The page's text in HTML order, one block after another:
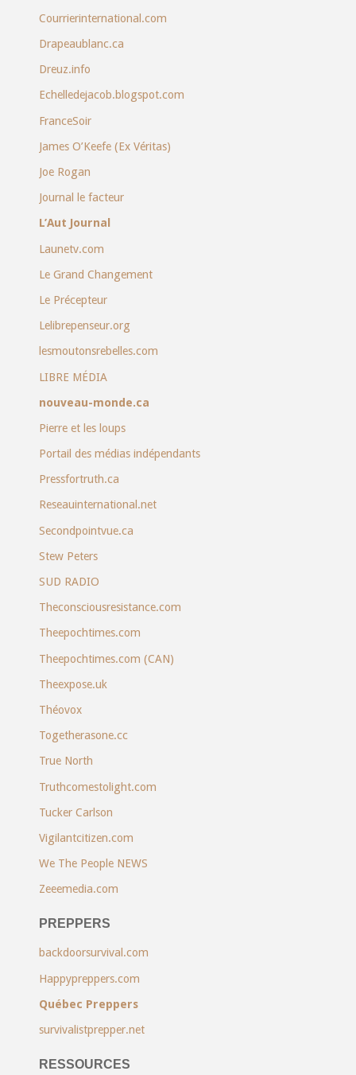
Courrierinternational.com
Drapeaublanc.ca
Dreuz.info
Echelledejacob.blogspot.com
FranceSoir
James O’Keefe (Ex Véritas)
Joe Rogan
Journal le facteur
L’Aut Journal
Launetv.com
Le Grand Changement
Le Précepteur
Lelibrepenseur.org
lesmoutonsrebelles.com
LIBRE MÉDIA
nouveau-monde.ca
Pierre et les loups
Portail des médias indépendants
Pressfortruth.ca
Reseauinternational.net
Secondpointvue.ca
Stew Peters
SUD RADIO
Theconsciousresistance.com
Theepochtimes.com
Theepochtimes.com (CAN)
Theexpose.uk
Théovox
Togetherasone.cc
True North
Truthcomestolight.com
Tucker Carlson
Vigilantcitizen.com
We The People NEWS
Zeeemedia.com
PREPPERS
backdoorsurvival.com
Happypreppers.com
Québec Preppers
survivalistprepper.net
RESSOURCES